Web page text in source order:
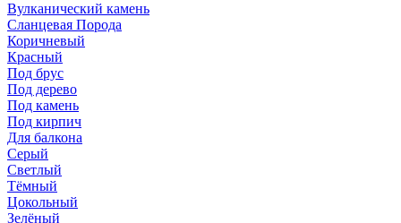
Вулканический камень
Сланцевая Порода
Коричневый
Красный
Под брус
Под дерево
Под камень
Под кирпич
Для балкона
Серый
Светлый
Тёмный
Цокольный
Зелёный